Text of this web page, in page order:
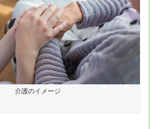
介護のイメージ